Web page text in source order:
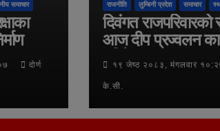
समाचार
दोर्ण
राजनीति लुम्बिनी प्रदेश समाचार
दिवंगत राजपरिवारको
आज दीप प्रज्वलन
गरिने
१९ जेष्ठ २०८३, मंगलवार
के.सी.